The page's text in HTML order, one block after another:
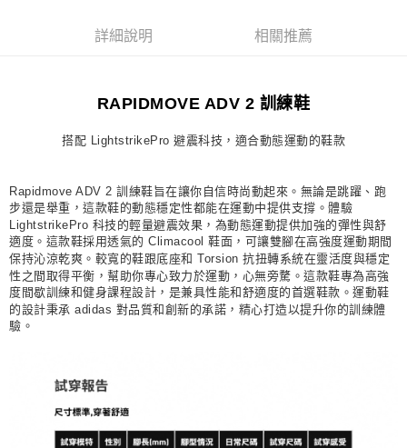
每筆NT$80，滿NT$1,500(含以上)免運費
每筆NT$80，滿NT$1,500(含以上)免運費
付款後門市自取
詳細說明 相關推薦
RAPIDMOVE ADV 2 訓練鞋
搭配 LightstrikePro 避震科技，適合動態運動的鞋款
Rapidmove ADV 2 訓練鞋旨在讓你自信時尚動起來。無論是跳躍、跑
步還是舉重，這款鞋的動態穩定性都能在運動中提供支撐。體驗
LightstrikePro 科技的輕量避震效果，為動態運動提供加強的彈性與舒
適度。這款鞋採用透氣的 Climacool 鞋面，可讓雙腳在高強度運動期間
保持沁涼乾爽。較寬的鞋跟底座和 Torsion 抗扭轉系統在靈活度與穩定
性之間取得平衡，幫助你專心致力於運動，心無旁騖。這款鞋專為高強
度間歇訓練和健身課程設計，是兼具性能和舒適度的首選鞋款。運動鞋
的設計秉承 adidas 對品質和創新的承諾，精心打造以提升你的訓練體
驗。